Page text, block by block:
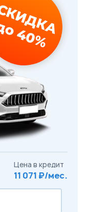
к5
40%
Цена в кредит
11 071 ₽/мес.